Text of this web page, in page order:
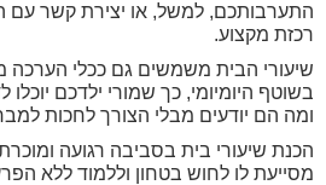
התערבותכם, למשל, או יצירת קשר עם
רכזת מקצוע.
שיעורי הבית משמשים גם ככלי הערכה
בשוטף היומיומי, כך שמורי ילדכם
ומה הם יודעים מבלי הצורך לחכות
הכנת שיעורי בית בסביבה רגועה
מסייעת לו לחוש בטחון וללמוד ללא